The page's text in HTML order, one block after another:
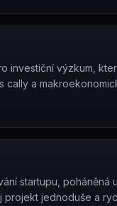
investiční výzkum,
cally a
startupu, poháněná
projekt jednoduše a